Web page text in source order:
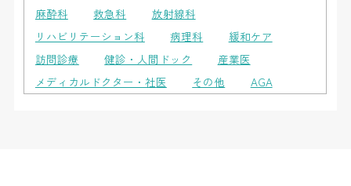
麻酔科
救急科
放射線科
リハビリテーション科
病理科
緩和ケア
訪問診療
健診・人間ドック
産業医
メディカルドクター・社医
その他 AGA